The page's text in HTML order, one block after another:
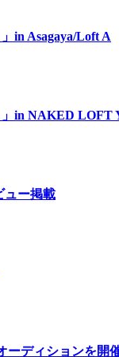
in Asagaya/Loft A
in NAKED LOFT
ュー掲載
ーディションを開